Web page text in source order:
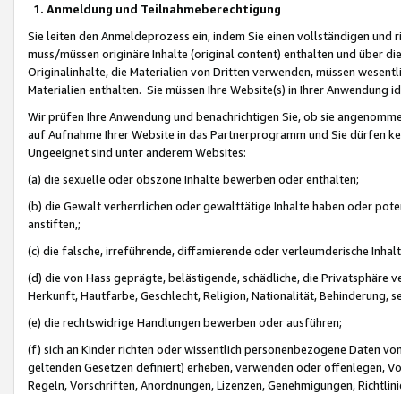
1. Anmeldung und Teilnahmeberechtigung
Sie leiten den Anmeldeprozess ein, indem Sie einen vollständigen
muss/müssen originäre Inhalte (original content) enthalten und über
Originalinhalte, die Materialien von Dritten verwenden, müssen
Materialien enthalten. Sie müssen Ihre Website(s) in Ihrer Anwendung
Wir prüfen Ihre Anwendung und benachrichtigen Sie, ob sie
auf Aufnahme Ihrer Website in das Partnerprogramm und Sie dürfen
Ungeeignet sind unter anderem Websites:
(a) die sexuelle oder obszöne Inhalte bewerben oder enthalten;
(b) die Gewalt verherrlichen oder gewalttätige Inhalte haben oder
anstiften,;
(c) die falsche, irreführende, diffamierende oder verleumderische
(d) die von Hass geprägte, belästigende, schädliche, die Privatsphäre
Herkunft, Hautfarbe, Geschlecht, Religion, Nationalität, Behinderung,
(e) die rechtswidrige Handlungen bewerben oder ausführen;
(f) sich an Kinder richten oder wissentlich personenbezogene Daten
geltenden Gesetzen definiert) erheben, verwenden oder offenlegen,
Regeln, Vorschriften, Anordnungen, Lizenzen, Genehmigungen,